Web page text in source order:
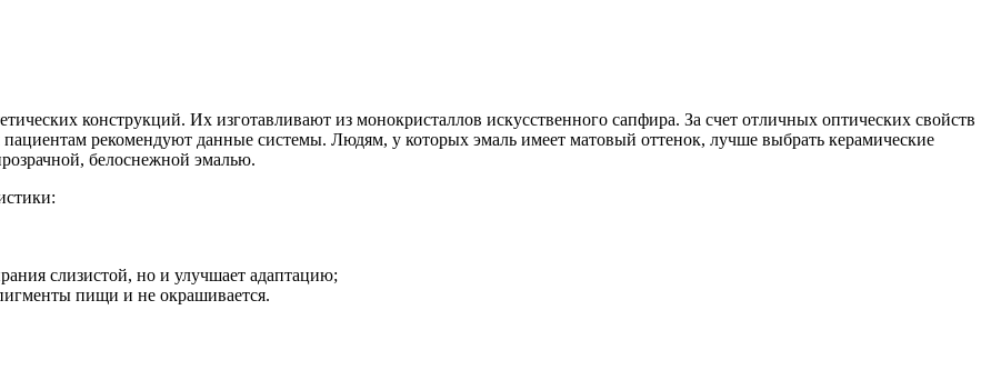
конструкций. Их изготавливают из монокристаллов искусственного сапфира. За счет отличных оптических свойств
рекомендуют данные системы. Людям, у которых эмаль имеет матовый оттенок, лучше выбрать керамические
белоснежной эмалью.
слизистой, но и улучшает адаптацию;
пищи и не окрашивается.